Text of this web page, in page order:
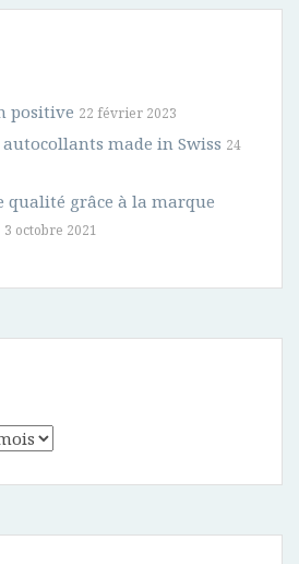
positive 22 février 2023
made in Swiss 24
qualité grâce à la marque
3 octobre 2021